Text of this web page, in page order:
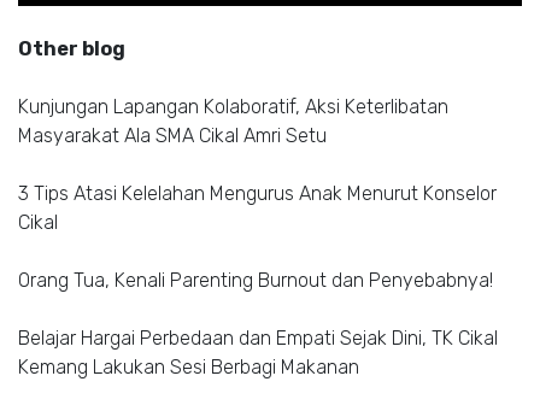
Other blog
Kunjungan Lapangan Kolaboratif, Aksi Keterlibatan
Masyarakat Ala SMA Cikal Amri Setu
3 Tips Atasi Kelelahan Mengurus Anak Menurut Konselor
Cikal
Orang Tua, Kenali Parenting Burnout dan Penyebabnya!
Belajar Hargai Perbedaan dan Empati Sejak Dini, TK Cikal
Kemang Lakukan Sesi Berbagi Makanan